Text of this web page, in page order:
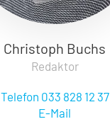
Christoph Buchs
Redaktor
Telefon 033 828 12 37
E-Mail